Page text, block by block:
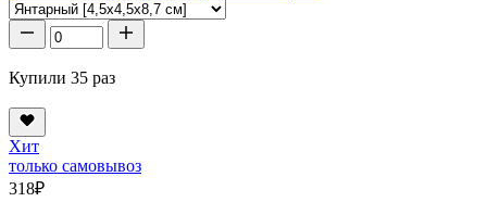
Купили 35 раз
Хит
только самовывоз
318₽